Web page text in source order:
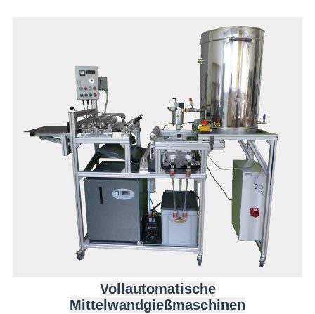
Vollautomatische
Mittelwandgießmaschinen